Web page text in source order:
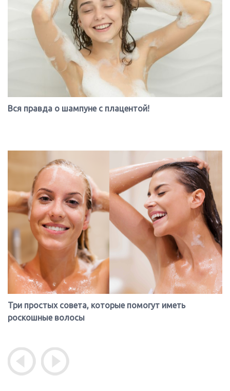
Вся правда о шампуне с плацентой!
Три простых совета, которые помогут иметь
роскошные волосы